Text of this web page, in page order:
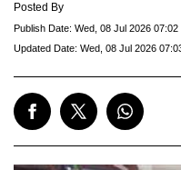
Posted By
Publish Date: Wed, 08 Jul 2026 07:02
Updated Date: Wed, 08 Jul 2026